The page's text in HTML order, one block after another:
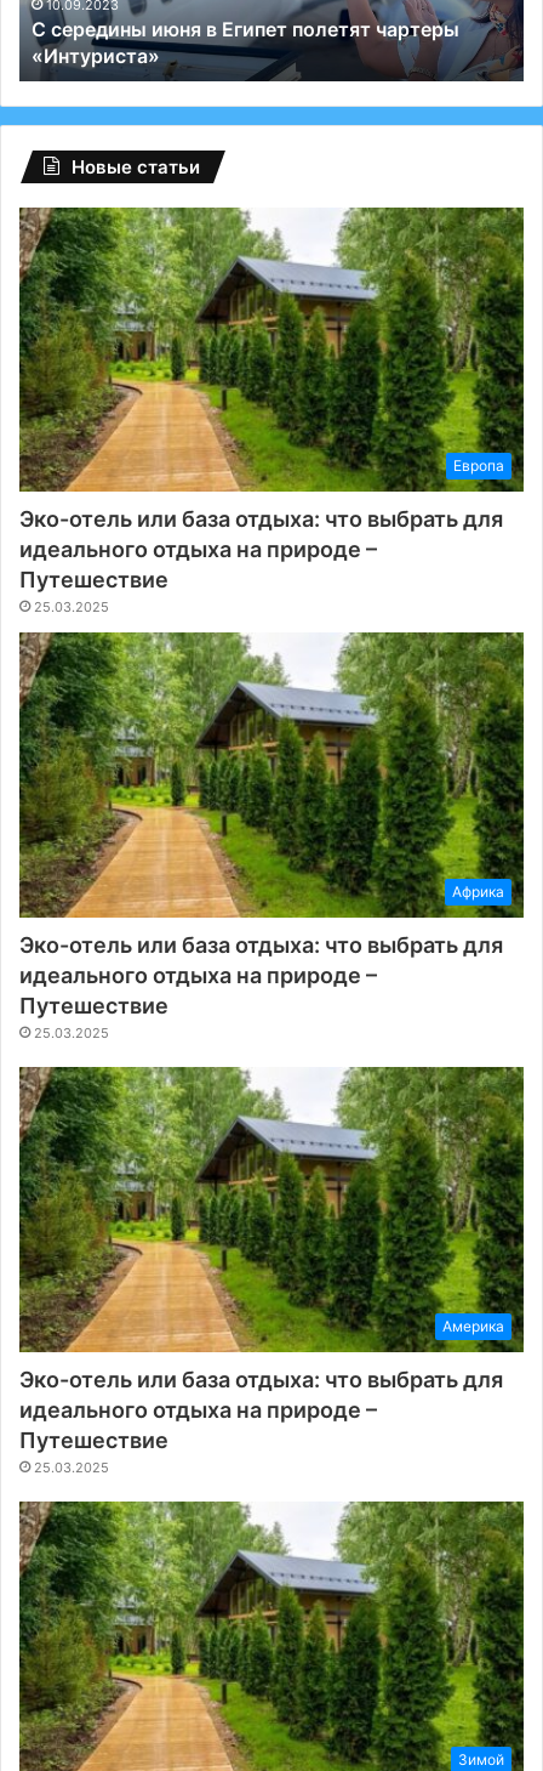
10.09.2023
С середины июня в Египет полетят чартеры
«Интуриста»
на
–
Новые статьи
Европа
Эко-отель или база отдыха: что выбрать для
идеального отдыха на природе –
Путешествие
25.03.2025
Африка
Эко-отель или база отдыха: что выбрать для
идеального отдыха на природе –
Путешествие
25.03.2025
Америка
Эко-отель или база отдыха: что выбрать для
идеального отдыха на природе –
Путешествие
25.03.2025
Зимой